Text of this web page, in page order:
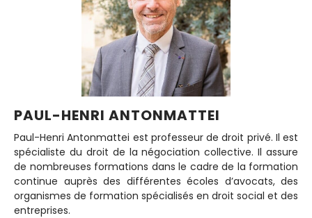
PAUL-HENRI ANTONMATTEI
Paul-Henri Antonmattei est professeur de droit privé. Il est
spécialiste du droit de la négociation collective. Il assure
de nombreuses formations dans le cadre de la formation
continue auprès des différentes écoles d’avocats, des
organismes de formation spécialisés en droit social et des
entreprises.